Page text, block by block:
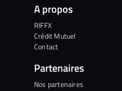
A propos
RIFFX
Crédit Mutuel
Contact
Partenaires
Nos partenaires